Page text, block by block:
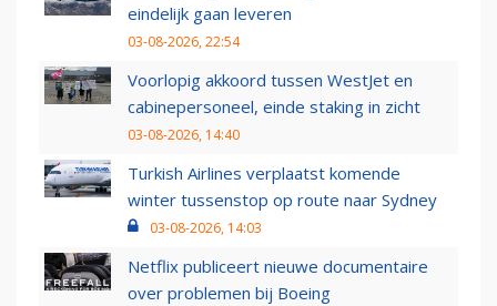
eindelijk gaan leveren
03-08-2026, 22:54
Voorlopig akkoord tussen WestJet en
cabinepersoneel, einde staking in zicht
03-08-2026, 14:40
Turkish Airlines verplaatst komende
winter tussenstop op route naar Sydney
03-08-2026, 14:03
Netflix publiceert nieuwe documentaire
over problemen bij Boeing